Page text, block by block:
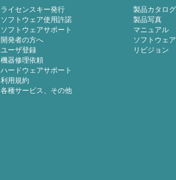
ライセンスキー発行
ソフトウェア使用許諾
ソフトウェアサポート
開発者の方へ
ユーザ登録
機器修理依頼
ハードウェアサポート
利用規約
各種サービス、その他
製品カタログ
製品写真
マニュアル
ソフトウェア
リビジョン